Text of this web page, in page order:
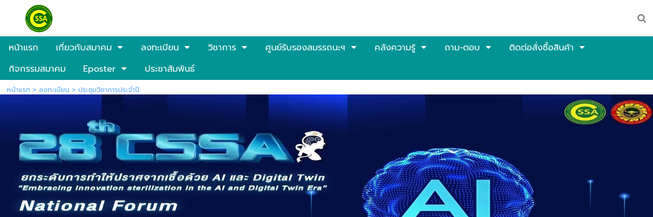
หน้าแรก เกี่ยวกับสมาคม ลงทะเบียน วิชาการ ศูนย์รับรองสมรรถนะฯ คลังความรู้ ถาม-ตอบ
ติดต่อสั่งซื้อสินค้า
กิจกรรมสมาคม
Eposter ประชาสัมพันธ์
หน้าแรก > ลงทะเบียน > ประชุมวิชาการประจำปี